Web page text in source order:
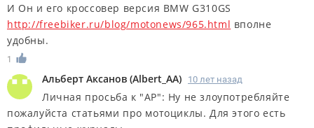
И Он и его кроссовер версия BMW G310GS
http://freebiker.ru/blog/motonews/965.html вполне
удобны.
1
Альберт Аксанов (Albert_AA) 10 лет назад
Личная просьба к "АР": Ну не злоупотребляйте
пожалуйста статьями про мотоциклы. Для этого есть